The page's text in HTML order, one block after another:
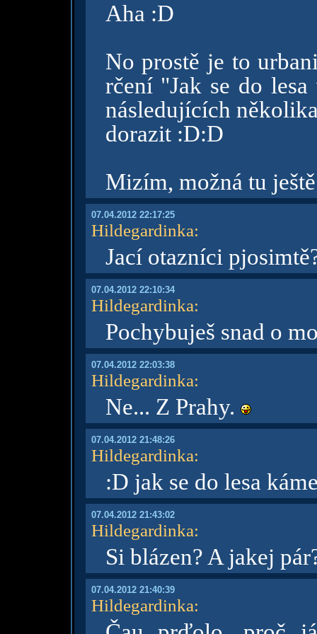
Aha :D
No prostě je to
rčení "Jak se do
následujících
dorazit :D:D
Mizím, možná tu
07.04.2012 22:17:25
Hildegardinka:
Jací otazníci
07.04.2012 22:10:34
Hildegardinka:
Pochybuješ snad o
07.04.2012 22:03:38
Hildegardinka:
Ne... Z Prahy.
07.04.2012 21:48:26
Hildegardinka:
:D jak se do lesa
07.04.2012 21:43:02
Hildegardinka:
Si blázen? A jakej
07.04.2012 21:40:39
Hildegardinka: